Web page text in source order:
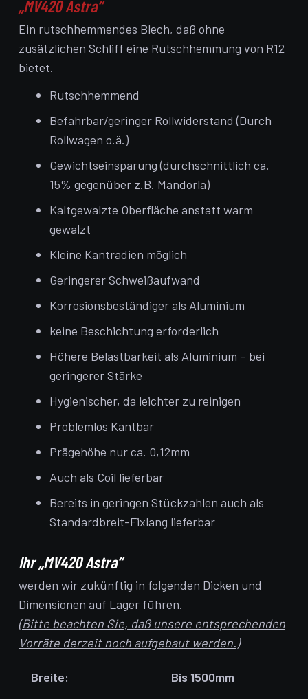
„MV420 Astra“
Ein rutschhemmendes Blech, daß ohne
zusätzlichen Schliff eine Rutschhemmung von R12
bietet.
Rutschhemmend
Befahrbar/geringer Rollwiderstand (Durch
Rollwagen o.ä.)
Gewichtseinsparung (durchschnittlich ca.
15% gegenüber z.B. Mandorla)
Kaltgewalzte Oberfläche anstatt warm
gewalzt
Kleine Kantradien möglich
Geringerer Schweißaufwand
Korrosionsbeständiger als Aluminium
keine Beschichtung erforderlich
Höhere Belastbarkeit als Aluminium – bei
geringerer Stärke
Hygienischer, da leichter zu reinigen
Problemlos Kantbar
Prägehöhe nur ca. 0,12mm
Auch als Coil lieferbar
Bereits in geringen Stückzahlen auch als
Standardbreit-Fixlang lieferbar
Ihr „MV420 Astra“
werden wir zukünftig in folgenden Dicken und
Dimensionen auf Lager führen.
(Bitte beachten Sie, daß unsere entsprechenden
Vorräte derzeit noch aufgebaut werden.)
Breite: Bis 1500mm